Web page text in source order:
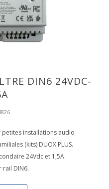
DIN6 24VDC-
installations audio
(kits) DUOX PLUS.
24Vdc et 1,5A.
rail DIN6.